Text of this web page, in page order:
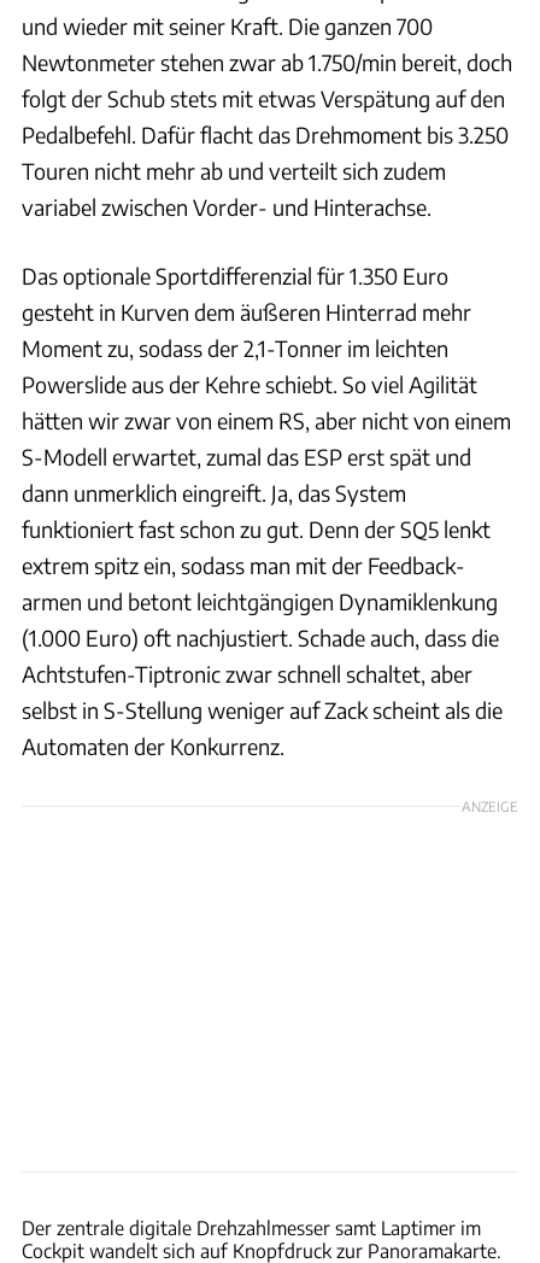
und wieder mit seiner Kraft. Die ganzen 700
Newtonmeter stehen zwar ab 1.750/min bereit, doch
folgt der Schub stets mit etwas Verspätung auf den
Pedalbefehl. Dafür flacht das Drehmoment bis 3.250
Touren nicht mehr ab und verteilt sich zudem
variabel zwischen Vorder- und Hinterachse.
Das optionale Sportdifferenzial für 1.350 Euro
gesteht in Kurven dem äußeren Hinterrad mehr
Moment zu, sodass der 2,1-Tonner im leichten
Powerslide aus der Kehre schiebt. So viel Agilität
hätten wir zwar von einem RS, aber nicht von einem
S-Modell erwartet, zumal das ESP erst spät und
dann unmerklich eingreift. Ja, das System
funktioniert fast schon zu gut. Denn der SQ5 lenkt
extrem spitz ein, sodass man mit der Feedback-
armen und betont leichtgängigen Dynamiklenkung
(1.000 Euro) oft nachjustiert. Schade auch, dass die
Achtstufen-Tiptronic zwar schnell schaltet, aber
selbst in S-Stellung weniger auf Zack scheint als die
Automaten der Konkurrenz.
ANZEIGE
Der zentrale digitale Drehzahlmesser samt Laptimer im
Cockpit wandelt sich auf Knopfdruck zur Panoramakarte.